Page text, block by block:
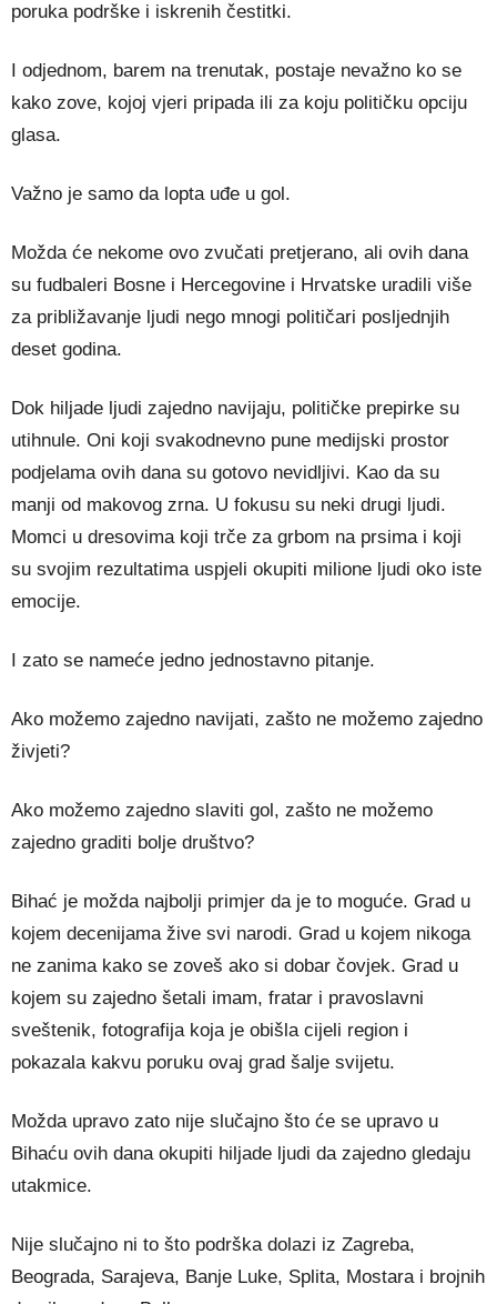
poruka podrške i iskrenih čestitki.
I odjednom, barem na trenutak, postaje nevažno ko se
kako zove, kojoj vjeri pripada ili za koju političku opciju
glasa.
Važno je samo da lopta uđe u gol.
Možda će nekome ovo zvučati pretjerano, ali ovih dana
su fudbaleri Bosne i Hercegovine i Hrvatske uradili više
za približavanje ljudi nego mnogi političari posljednjih
deset godina.
Dok hiljade ljudi zajedno navijaju, političke prepirke su
utihnule. Oni koji svakodnevno pune medijski prostor
podjelama ovih dana su gotovo nevidljivi. Kao da su
manji od makovog zrna. U fokusu su neki drugi ljudi.
Momci u dresovima koji trče za grbom na prsima i koji
su svojim rezultatima uspjeli okupiti milione ljudi oko iste
emocije.
I zato se nameće jedno jednostavno pitanje.
Ako možemo zajedno navijati, zašto ne možemo zajedno
živjeti?
Ako možemo zajedno slaviti gol, zašto ne možemo
zajedno graditi bolje društvo?
Bihać je možda najbolji primjer da je to moguće. Grad u
kojem decenijama žive svi narodi. Grad u kojem nikoga
ne zanima kako se zoveš ako si dobar čovjek. Grad u
kojem su zajedno šetali imam, fratar i pravoslavni
sveštenik, fotografija koja je obišla cijeli region i
pokazala kakvu poruku ovaj grad šalje svijetu.
Možda upravo zato nije slučajno što će se upravo u
Bihaću ovih dana okupiti hiljade ljudi da zajedno gledaju
utakmice.
Nije slučajno ni to što podrška dolazi iz Zagreba,
Beograda, Sarajeva, Banje Luke, Splita, Mostara i brojnih